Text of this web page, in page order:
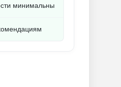
минимальны